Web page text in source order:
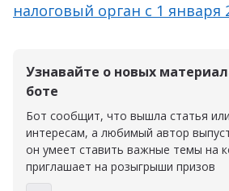
налоговый орган с 1 января
Узнавайте о новых
боте
Бот сообщит, что вышла статья
интересам, а любимый автор
он умеет ставить важные темы на
приглашает на розыгрыши призов